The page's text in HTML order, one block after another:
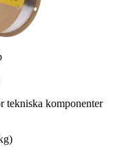
tekniska komponenter